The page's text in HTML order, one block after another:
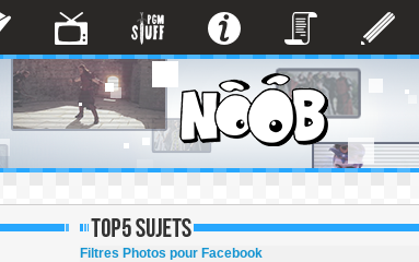
Filtres Photos pour Facebook